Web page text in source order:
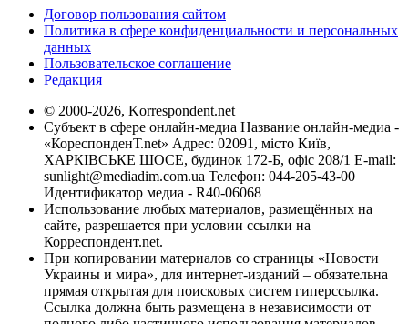
Договор пользования сайтом
Политика в сфере конфиденциальности и персональных
данных
Пользовательское соглашение
Редакция
© 2000-2026, Korrespondent.net
Субъект в сфере онлайн-медиа Название онлайн-медиа -
«КореспонденТ.net» Адрес: 02091, місто Київ,
ХАРКІВСЬКЕ ШОСЕ, будинок 172-Б, офіс 208/1 E-mail:
sunlight@mediadim.com.ua Телефон: 044-205-43-00
Идентификатор медиа - R40-06068
Использование любых материалов, размещённых на
сайте, разрешается при условии ссылки на
Корреспондент.net.
При копировании материалов со страницы «Новости
Украины и мира», для интернет-изданий – обязательна
прямая открытая для поисковых систем гиперссылка.
Ссылка должна быть размещена в независимости от